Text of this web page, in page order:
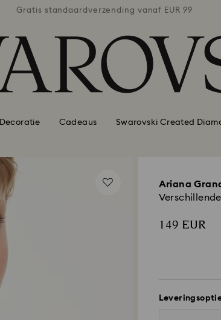
Gratis standaardverzending vanaf EUR 99
Decoratie Cadeaus Swarovski Created
Ariana
149 EUR